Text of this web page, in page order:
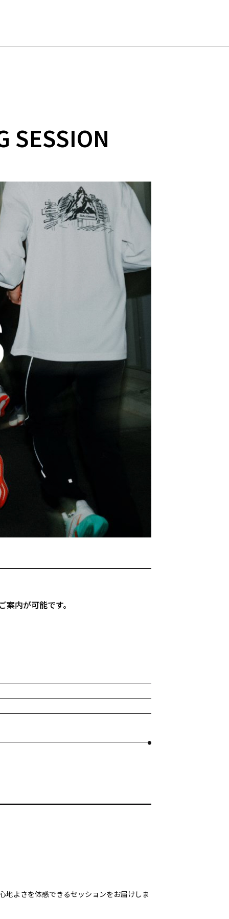
SESSION
内が可能です。
地よさを体感できるセッションをお届けしま